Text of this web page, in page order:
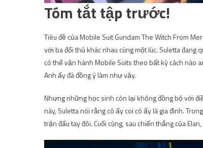
Tóm tắt tập trước!
Tiêu đề của Mobile Suit Gundam The Witch From
với ba đối thủ khác nhau cùng một lúc. Suletta đang
có thể vận hành Mobile Suits theo bất kỳ cách nào
Anh ấy đã đồng ý làm như vậy.
Nhưng những học sinh còn lại không đồng bộ với
này, Suletta nói rằng cô ấy coi cô ấy là gia đình.
trận đấu tay đôi. Cuối cùng, sau chiến thắng của